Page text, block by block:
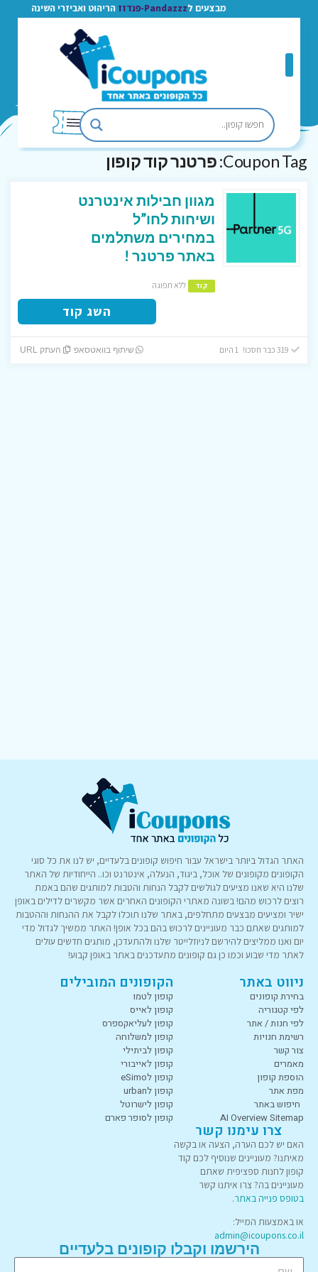
מבצעים לPandazzz-פנדזז הריהוט ואביזרי השינה
Coupon Tag: פרטנר קוד קופון
מגוון חבילות אינטרנט
ושיחות לחו”ל
במחירים משתלמים
באתר פרטנר !
קוד ללא תפוגה
השג קוד
שיתוף בוואטסאפ העתק URL
האתר הגדול ביותר בישראל עבור חיפוש קופונים בלעדיים, יש לנו את כל סוגי
הקופונים מקופונים של אוכל, ביגוד, הנעלה, אינטרנט וכו.. הייחודיות של האתר
שלנו היא שאנו מציעים לגולשים לקבל הנחות והטבות למותגים שהם באמת
רוצים לרכוש מהם! בשונה מאתרי הקופונים האחרים אשר מקשרים לדילים באופן
ישיר ומציעים מבצעים מתחלפים, באתר שלנו תוכלו לקבל את ההנחות וההטבות
למותגים שאתם כבר מעוניינים לרכוש בהם בכל אופן! האתר ממשיך לגדול מדי
יום ואנו ממליצים להירשם לניוזלייטר שלנו ולהתעדכן, מותגים חדשים עולים
לאתר מדי שבוע וכמו כן גם קופונים מתעדכנים באתר באופן קבוע!
ניווט באתר
בחירת קופונים
לפי קטגוריה
לפי חנות / אתר
רשימת חנויות
צור קשר
מאמרים
הוספת קופון
מפת אתר
חיפוש באתר
AI Overview Sitemap
הקופונים המובילים
קופון לטמו
קופון לאייס
קופון לעליאקספרס
קופון למשלוחה
קופון לביתילי
קופון לאייבורי
קופון לeSimo
קופון לurban
קופון לישרוטל
קופון לסופר פארם
צרו עימנו קשר
האם יש לכם הערה, הצעה או בקשה
מאיתנו? מעוניינים שנוסיף לכם קוד
קופון לחנות ספציפית שאתם
מעוניינים בה? צרו איתנו קשר
בטופס פנייה באתר.
או באמצעות המייל:
admin@icoupons.co.il
הירשמו וקבלו קופונים בלעדיים